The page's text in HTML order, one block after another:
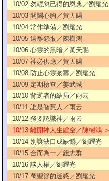
10/02 勿輕忽已得的恩典／劉耀光
10/03 開闊心胸／黃天賜
10/04 常作準備／劉耀光
10/05 遠離怨恨／陳樹鴻
10/06 心靈的黑暗／黃天賜
10/07 神必供應／黃天賜
10/08 防止心靈淤塞／劉耀光
10/09 定期檢查／姜武城
10/10 背逆者的結局／雨云
10/11 誰是智慧人／雨云
10/12 務要認識神／雨云
10/13 離開神人生虛空／陳樹鴻 ＞
10/14 別讓缺口成缺憾／劉耀光
10/15 合而為一／錢志群
10/16 談人權／劉耀光
10/17 萬聖節的迷惑／劉耀光